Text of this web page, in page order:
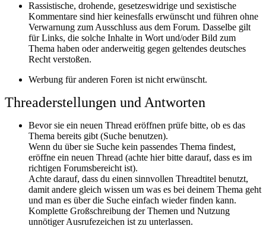
Rassistische, drohende, gesetzeswidrige und sexistische
Kommentare sind hier keinesfalls erwünscht und führen ohne
Verwarnung zum Ausschluss aus dem Forum. Dasselbe gilt
für Links, die solche Inhalte in Wort und/oder Bild zum
Thema haben oder anderweitig gegen geltendes deutsches
Recht verstoßen.
Werbung für anderen Foren ist nicht erwünscht.
Threaderstellungen und Antworten
Bevor sie ein neuen Thread eröffnen prüfe bitte, ob es das
Thema bereits gibt (Suche benutzen).
Wenn du über sie Suche kein passendes Thema findest,
eröffne ein neuen Thread (achte hier bitte darauf, dass es im
richtigen Forumsbereicht ist).
Achte darauf, dass du einen sinnvollen Threadtitel benutzt,
damit andere gleich wissen um was es bei deinem Thema geht
und man es über die Suche einfach wieder finden kann.
Komplette Großschreibung der Themen und Nutzung
unnötiger Ausrufezeichen ist zu unterlassen.